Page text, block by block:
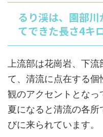
るり渓は、園部
てできた長さ4キ
上流部は花崗岩、下
て、清流に点在する
観のアクセントとなっ
夏になると清流の各
びに来られています。